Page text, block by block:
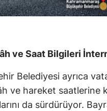
ve Saat Bilgileri
Belediyesi ayrıca
ve hareket saatlerine
da sürdürüyor.